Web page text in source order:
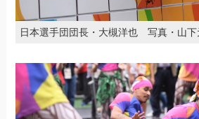
日本選手団団長・大槻洋也 写真・山下